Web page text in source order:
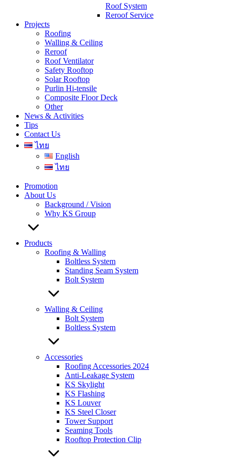
Roof System
Reroof Service
Projects
Roofing
Walling & Ceiling
Reroof
Roof Ventilator
Safety Rooftop
Solar Rooftop
Purlin Hi-tensile
Composite Floor Deck
Other
News & Activities
Tips
Contact Us
ไทย
English
ไทย
Promotion
About Us
Background / Vision
Why KS Group
Products
Roofing & Walling
Boltless System
Standing Seam System
Bolt System
Walling & Ceiling
Bolt System
Boltless System
Accessories
Roofing Accessories 2024
Anti-Leakage System
KS Skylight
KS Flashing
KS Louver
KS Steel Closer
Tower Support
Seaming Tools
Rooftop Protection Clip